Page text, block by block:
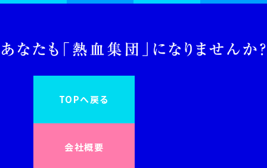
用ブログ メーション
TOPへ戻る
会社概要